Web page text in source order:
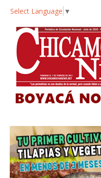
Select Language ▼